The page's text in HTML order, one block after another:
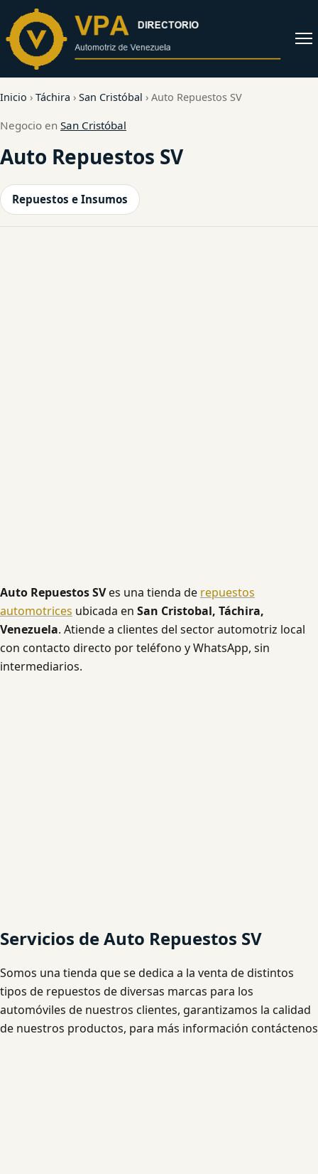
contenido
Abrir
Inicio › Táchira › San Cristóbal › Auto Repuestos SV
Negocio en San Cristóbal
Auto Repuestos SV
Repuestos e Insumos
Auto Repuestos SVes una tienda de repuestos
automotrices ubicada en San Cristobal, Táchira,
Venezuela. Atiende a clientes del sector automotriz local
con contacto directo por teléfono y WhatsApp, sin
intermediarios.
Servicios de Auto Repuestos SV
Somos una tienda que se dedica a la venta de distintos
tipos de repuestos de diversas marcas para los
automóviles de nuestros clientes, garantizamos la calidad
de nuestros productos, para más información contáctenos